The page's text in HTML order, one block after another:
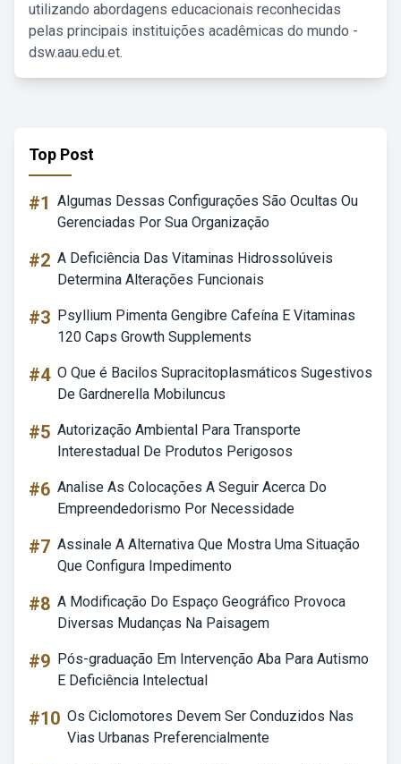
utilizando abordagens educacionais reconhecidas
pelas principais instituições acadêmicas do mundo -
dsw.aau.edu.et.
Top Post
#1 Algumas Dessas Configurações São Ocultas Ou
Gerenciadas Por Sua Organização
#2 A Deficiência Das Vitaminas Hidrossolúveis
Determina Alterações Funcionais
#3 Psyllium Pimenta Gengibre Cafeína E Vitaminas
120 Caps Growth Supplements
#4 O Que é Bacilos Supracitoplasmáticos Sugestivos
De Gardnerella Mobiluncus
#5 Autorização Ambiental Para Transporte
Interestadual De Produtos Perigosos
#6 Analise As Colocações A Seguir Acerca Do
Empreendedorismo Por Necessidade
#7 Assinale A Alternativa Que Mostra Uma Situação
Que Configura Impedimento
#8 A Modificação Do Espaço Geográfico Provoca
Diversas Mudanças Na Paisagem
#9 Pós-graduação Em Intervenção Aba Para Autismo
E Deficiência Intelectual
#10 Os Ciclomotores Devem Ser Conduzidos Nas
Vias Urbanas Preferencialmente